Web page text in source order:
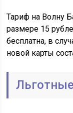
Тариф на Волну
размере 15
бесплатна, в
новой карты